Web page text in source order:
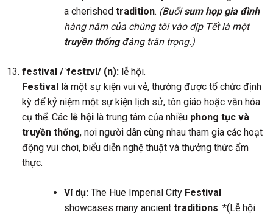
a cherished tradition. (Buổisum họp gia đình
hàng năm của chúng tôi vào dịp Tết là một
truyền thốngđáng trân trọng.)
festival /ˈfestɪvl/ (n):lễ hội.
Festivallà một sự kiện vui vẻ, thường được tổ chức định
kỳ để kỷ niệm một sự kiện lịch sử, tôn giáo hoặc văn hóa
cụ thể. Các lễ hộilà trung tâm của nhiều phong tục và
truyền thống, nơi người dân cùng nhau tham gia các hoạt
động vui chơi, biểu diễn nghệ thuật và thưởng thức ẩm
thực.
Ví dụ:The Hue Imperial City Festival
showcases many ancient traditions. *(Lễ hội